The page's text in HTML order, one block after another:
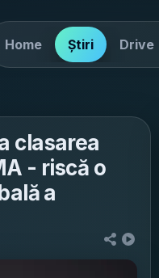
Home Știri Drive
clasarea
- riscă o
a